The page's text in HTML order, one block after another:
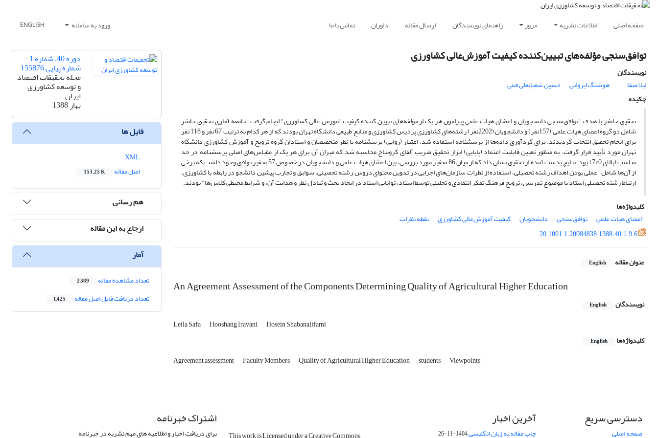
صفحه اصلی اطلاعات نشریه مرور راهنمای نویسندگان ارسال مقاله داوران تماس با ما ورود به سامانه ENGLISH
توافق‌سنجی مؤلفه‌های تبیین‌کننده کیفیت آموزش‌عالی کشاورزی
نویسندگان
لیلا صفا
هوشنگ ایروانی
حسین شعبانعلی فمی
چکیده
تحقیق حاضر با هدف "توافق‌سنجی دانشجویان و اعضای هیات علمی پیرامون هر یک از مؤلفه‌های تبیین کننده کیفیت آموزش عالی کشاورزی" انجام گرفت. جامعه آماری تحقیق حاضر
شامل دو گروه اعضای هیات علمی (157نفر) و دانشجویان (2202نفر) رشته‌های کشاورزی پردیس کشاورزی و منابع طبیعی دانشگاه تهران بودند که از هر کدام به ترتیب 67 نفر و 118 نفر
برای انجام تحقیق انتخاب گردیدند. برای گردآوری داده‌ها از پرسشنامه استفاده شد. اعتبار (روایی) پرسشنامه با نظر متخصصان و استادان گروه ترویج و آموزش کشاورزی دانشگاه
تهران مورد تأیید قرار گرفت. به منظور تعیین قابلیت اعتماد (پایایی) ابزار تحقیق ضریب آلفای کرونباخ محاسبه شد که میزان آن برای هر یک از مقیاس‌های اصلی پرسشنامه در حد
مناسب (بالای 7/0) بود. نتایج بدست آمده از تحقیق نشان داد که از میان 86 متغیر مورد بررسی، بین اعضای هیات علمی و دانشجویان در خصوص 57 متغیر توافق وجود داشت که برخی
از آن‌ها شامل "عملی بودن اهداف رشته تحصیلی، استفاده از نظرات سازمان‌های اجرایی در تدوین محتوای دروس رشته تحصیلی، سوابق و تجارب پیشین دانشجو در رابطه با کشاورزی،
ارتباط رشته تحصیلی استاد با موضوع تدریس، ترویج فرهنگ تفکر انتقادی و تحلیلی توسط استاد، توانایی استاد در ایجاد بحث و تبادل نظر و هدایت آن، و شرایط محیطی کلاس‌ها" بودند.
کلیدواژه‌ها
اعضای هیات علمی
توافق‌سنجی دانشجویان کیفیت آموزش‌عالی کشاورزی
نقطه نظرات
20.1001.1.20084838.1388.40.1.9.6
عنوان مقاله English
An Agreement Assessment of the Components Determining Quality of Agricultural Higher Education
نویسندگان English
Leila Safa Hooshang Iravani
Hosein Shabanalifami
کلیدواژه‌ها
English
Agreement assessment Faculty Members Quality of Agricultural Higher Education students Viewpoints
دوره 40، شماره 1 -
شماره پیاپی 155876
مجله تحقیقات اقتصاد
و توسعه کشاورزی
ایران
بهار 1388
فایل ها
اصل مقاله
153.25 K
هم رسانی
ارجاع به این مقاله
آمار
تعداد مشاهده مقاله 2,389
تعداد دریافت فایل اصل مقاله 1,425
دسترسی سریع
صفحه اصلی
آخرین اخبار
چاپ مقاله به زبان انگلیسی1404-11-26
اشتراک خبرنامه
برای دریافت اخبار و اطلاعیه های مهم نشریه در خبرنامه